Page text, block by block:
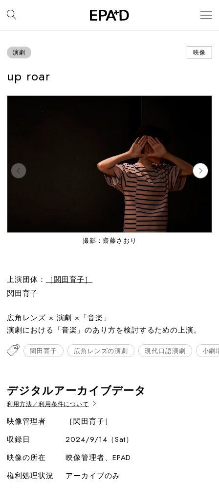
演劇 映像
up roar
撮影：齋藤さおり
上演団体：
［関田育子］
関田育子
広角レンズ × 演劇 ×「音楽」
演劇における「音楽」のあり方を検討するための上演。
関田育子 広角レンズの演劇 現代口語演劇 小劇
デジタルアーカイブデータ
利用方法／利用条件について
映像管理者
［関田育子］
収録日
2024/9/14（Sat）
映像の所在
映像管理者、EPAD
権利処理状況
アーカイブのみ